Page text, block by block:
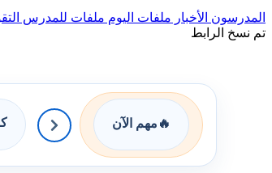
المدرسون الأخبار ملفات اليوم ملفات للمدرس
تم نسخ الرابط
🔥 مهم الآن